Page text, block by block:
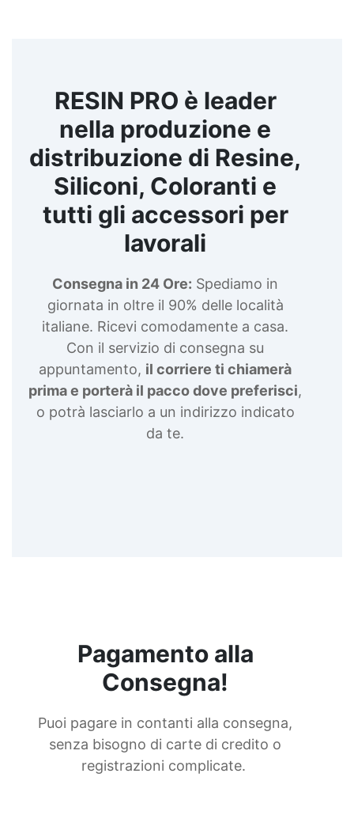
RESIN PRO è leader
nella produzione e
distribuzione di Resine,
Siliconi, Coloranti e
tutti gli accessori per
lavorali
Consegna in 24 Ore: Spediamo in
giornata in oltre il 90% delle località
italiane. Ricevi comodamente a casa.
Con il servizio di consegna su
appuntamento, il corriere ti chiamerà
prima e porterà il pacco dove preferisci,
o potrà lasciarlo a un indirizzo indicato
da te.
Pagamento alla
Consegna!
Puoi pagare in contanti alla consegna,
senza bisogno di carte di credito o
registrazioni complicate.